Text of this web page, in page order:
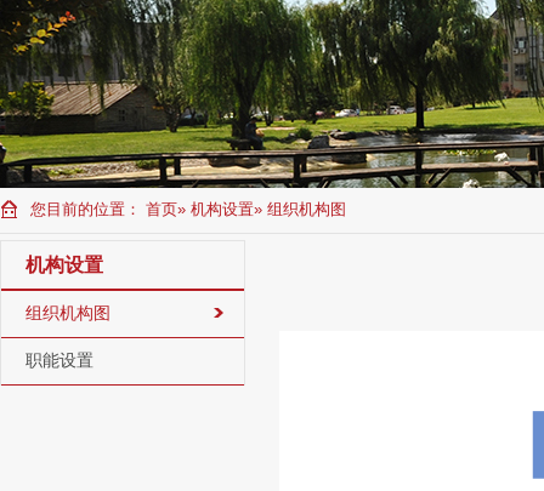
您目前的位置： 首页» 机构设置» 组织机构图
机构设置
组织机构图
职能设置